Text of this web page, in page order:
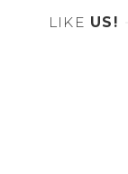
LIKE US!